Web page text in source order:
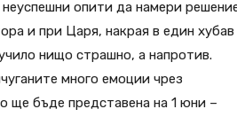
опити да намери
и при Царя, накрая в един хубав
нищо страшно, а напротив.
много емоции чрез
ще бъде представена на 1 юни –